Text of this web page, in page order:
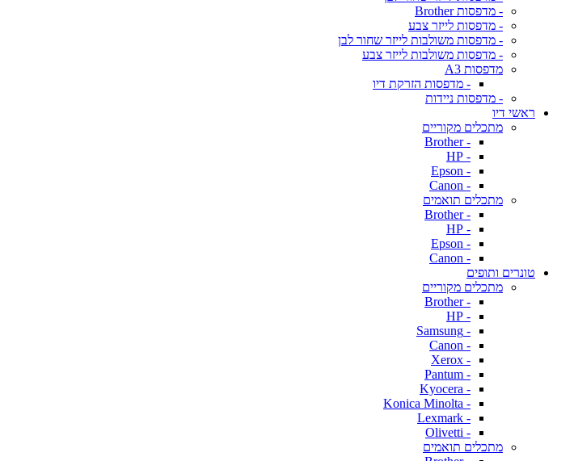
- מדפסות Brother
- מדפסות לייזר צבע
- מדפסות משולבות לייזר שחור לבן
- מדפסות משולבות לייזר צבע
מדפסות A3
- מדפסות הזרקת דיו
- מדפסות ניידות
ראשי דיו
מתכלים מקוריים
- Brother
- HP
- Epson
- Canon
מתכלים תואמים
- Brother
- HP
- Epson
- Canon
טונרים ותופים
מתכלים מקוריים
- Brother
- HP
- Samsung
- Canon
- Xerox
- Pantum
- Kyocera
- Konica Minolta
- Lexmark
- Olivetti
מתכלים תואמים